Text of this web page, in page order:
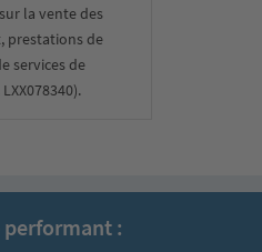
la vente des
prestations de
services de
performant :